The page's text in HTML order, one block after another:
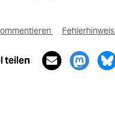
Fehlerhinweis
teilen